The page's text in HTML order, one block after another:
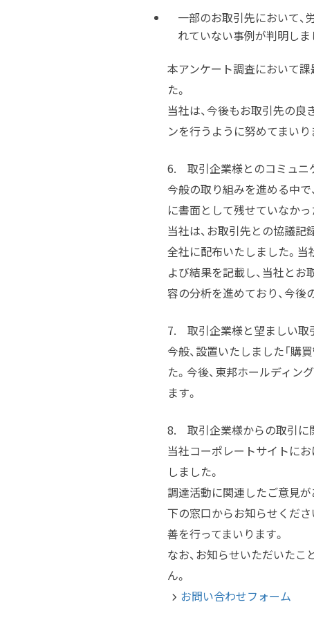
一部のお取引先において、
れていない事例が判明しま
本アンケート調査において
た。
当社は、今後もお取引先の良
ンを行うように努めてまいり
6. 取引企業様とのコミュニ
今般の取り組みを進める中
に書面として残せていなかっ
当社は、お取引先との協議記
全社に配布いたしました。
よび結果を記載し、当社と
容の分析を進めており、今後
7. 取引企業様と望ましい取
今般、設置いたしました「購
た。今後、東邦ホールディ
ます。
8. 取引企業様からの取引に
当社コーポレートサイトに
しました。
調達活動に関連したご意見
下の窓口からお知らせくださ
善を行ってまいります。
なお、お知らせいただいた
ん。
お問い合わせフォーム